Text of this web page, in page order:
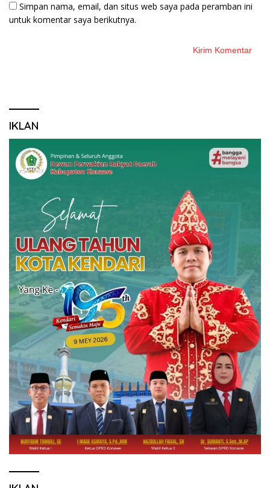
Simpan nama, email, dan situs web saya pada peramban ini
untuk komentar saya berikutnya.
IKLAN